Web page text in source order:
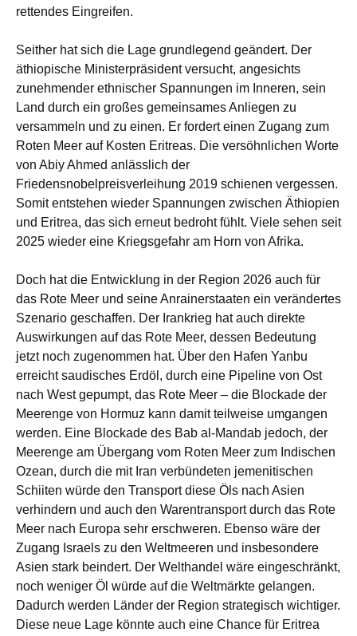
rettendes Eingreifen.
Seither hat sich die Lage grundlegend geändert. Der
äthiopische Ministerpräsident versucht, angesichts
zunehmender ethnischer Spannungen im Inneren, sein
Land durch ein großes gemeinsames Anliegen zu
versammeln und zu einen. Er fordert einen Zugang zum
Roten Meer auf Kosten Eritreas. Die versöhnlichen Worte
von Abiy Ahmed anlässlich der
Friedensnobelpreisverleihung 2019 schienen vergessen.
Somit entstehen wieder Spannungen zwischen Äthiopien
und Eritrea, das sich erneut bedroht fühlt. Viele sehen seit
2025 wieder eine Kriegsgefahr am Horn von Afrika.
Doch hat die Entwicklung in der Region 2026 auch für
das Rote Meer und seine Anrainerstaaten ein verändertes
Szenario geschaffen. Der Irankrieg hat auch direkte
Auswirkungen auf das Rote Meer, dessen Bedeutung
jetzt noch zugenommen hat. Über den Hafen Yanbu
erreicht saudisches Erdöl, durch eine Pipeline von Ost
nach West gepumpt, das Rote Meer – die Blockade der
Meerenge von Hormuz kann damit teilweise umgangen
werden. Eine Blockade des Bab al-Mandab jedoch, der
Meerenge am Übergang vom Roten Meer zum Indischen
Ozean, durch die mit Iran verbündeten jemenitischen
Schiiten würde den Transport diese Öls nach Asien
verhindern und auch den Warentransport durch das Rote
Meer nach Europa sehr erschweren. Ebenso wäre der
Zugang Israels zu den Weltmeeren und insbesondere
Asien stark beindert. Der Welthandel wäre eingeschränkt,
noch weniger Öl würde auf die Weltmärkte gelangen.
Dadurch werden Länder der Region strategisch wichtiger.
Diese neue Lage könnte auch eine Chance für Eritrea